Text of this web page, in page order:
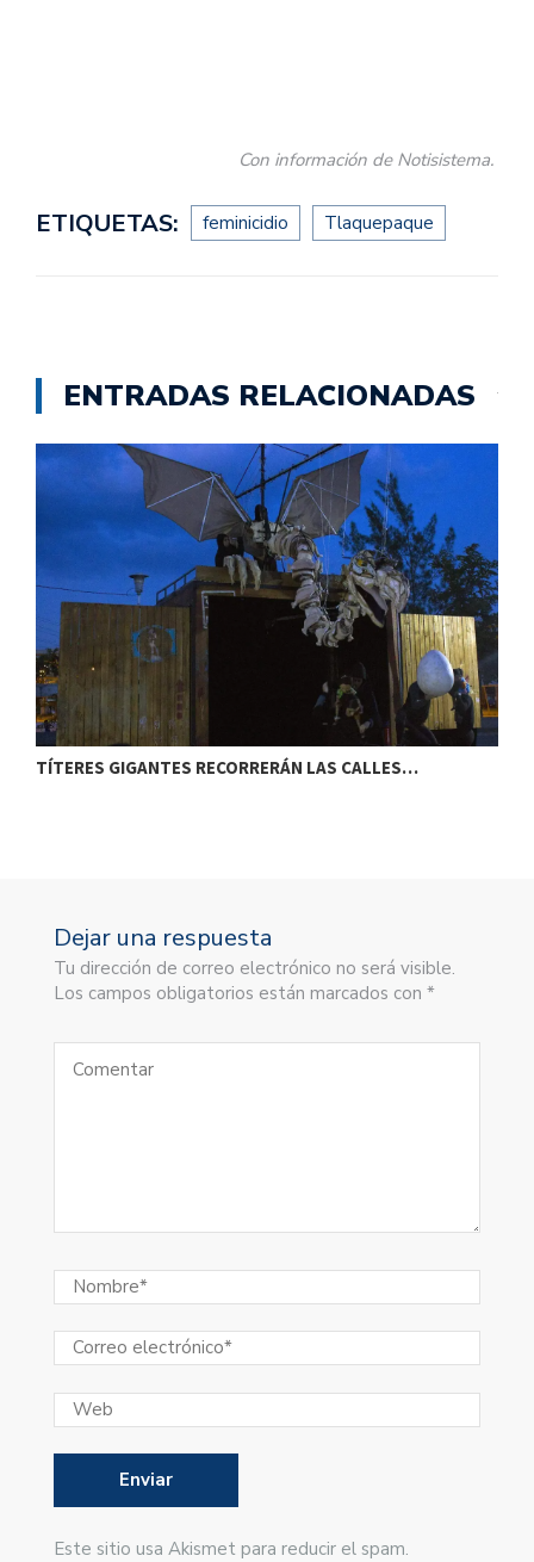
Con información de Notisistema.
ETIQUETAS: feminicidio Tlaquepaque
ENTRADAS RELACIONADAS
TÍTERES GIGANTES RECORRERÁN LAS CALLES…
Dejar una respuesta
Tu dirección de correo electrónico no será visible.
Los campos obligatorios están marcados con *
Este sitio usa Akismet para reducir el spam.